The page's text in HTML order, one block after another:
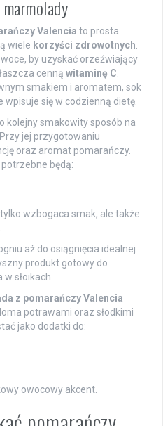
Valencia to prosta
wiele korzyści zdrowotnych
by uzyskać orzeźwiający
cenną witaminę C
smakiem i aromatem, sok
się w codzienną dietę.
kolejny smakowity sposób na
jej przygotowaniu
oraz aromat pomarańczy.
będą:
wzbogaca smak, ale także
aż do osiągnięcia idealnej
produkt gotowy do
słoikach.
z pomarańczy Valencia
potrawami oraz słodkimi
jako dodatki do:
owocowy akcent.